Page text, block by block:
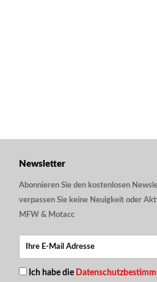
Newsletter
Abonnieren Sie den kostenlosen
verpassen Sie keine Neuigkeit oder
MFW & Motacc
Ich habe die